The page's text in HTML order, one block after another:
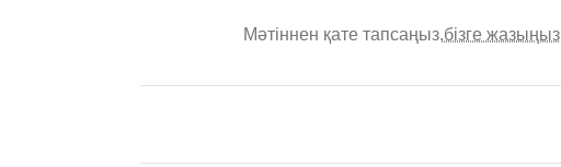
Мәтіннен қате тапсаңыз,бізге жазыңыз